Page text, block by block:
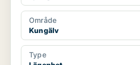
Område
Kungälv
Type